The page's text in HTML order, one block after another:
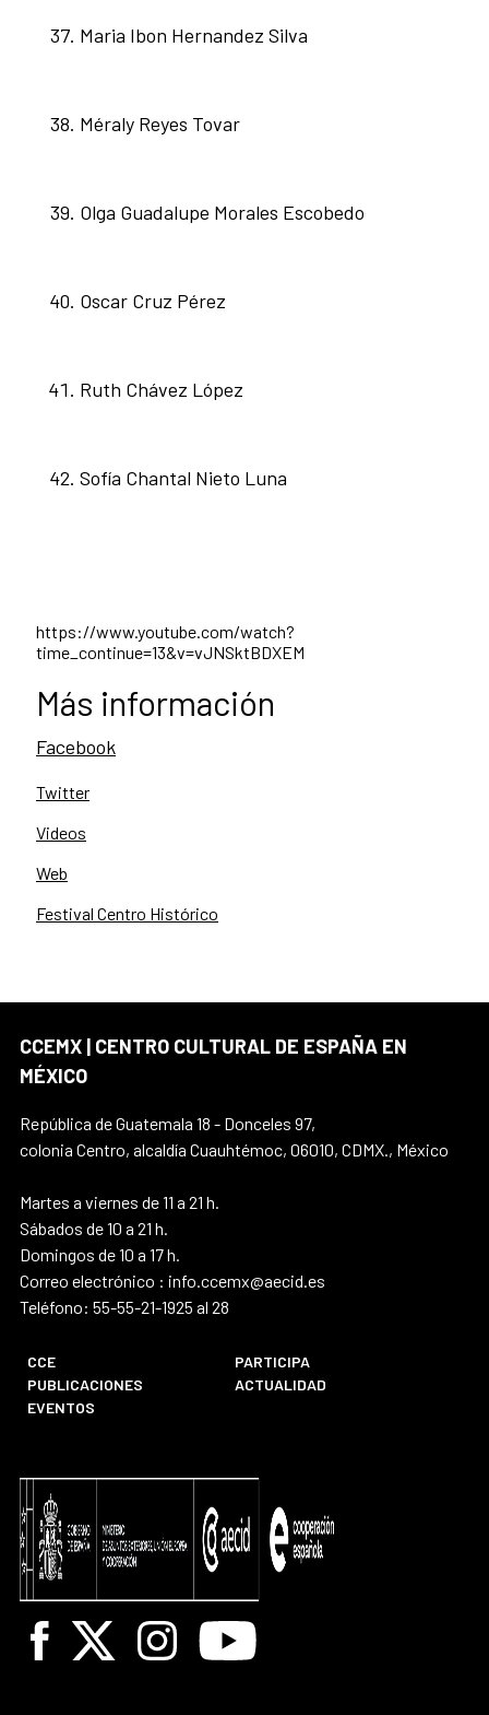
Maria Ibon Hernandez Silva
Méraly Reyes Tovar
Olga Guadalupe Morales Escobedo
Oscar Cruz Pérez
Ruth Chávez López
Sofía Chantal Nieto Luna
https://www.youtube.com/watch?
time_continue=13&v=vJNSktBDXEM
Más información
Facebook
Twitter
Videos
Web
Festival Centro Histórico
CCEMX | CENTRO CULTURAL DE ESPAÑA EN
MÉXICO
República de Guatemala 18 - Donceles 97,
colonia Centro, alcaldía Cuauhtémoc, 06010, CDMX., México
Martes a viernes de 11 a 21 h.
Sábados de 10 a 21 h.
Domingos de 10 a 17 h.
Correo electrónico : info.ccemx@aecid.es
Teléfono: 55-55-21-1925 al 28
CCE
PARTICIPA
PUBLICACIONES
ACTUALIDAD
EVENTOS
Facebook
X InstagramYoutube